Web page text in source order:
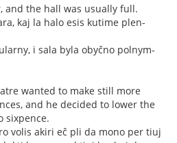
and the hall was usually full.
kaj la halo esis kutime plen-
i sala byla obyčno polnym-
wanted to make still more
and he decided to lower the
sixpence.
volis akiri eĉ pli da mono per tiuj